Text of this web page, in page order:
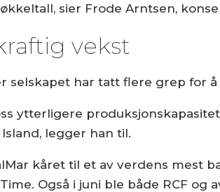
sier Frode Arntsen,
vekst
selskapet har tatt flere grep for
ytterligere
legger han til.
kåret til et av verdens mest
Også i juni ble både RCF